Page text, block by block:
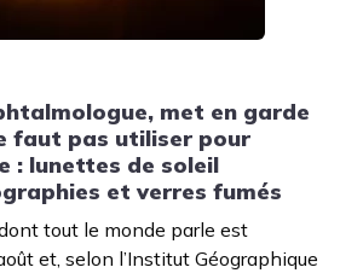
met en garde
faut pas utiliser pour
: lunettes de soleil
et verres fumés
dont tout le monde parle est
et, selon l’Institut Géographique